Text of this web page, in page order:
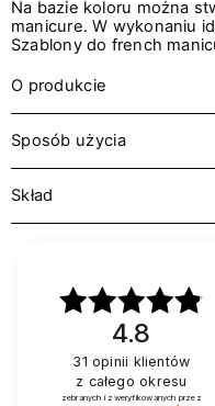
Na bazie koloru można
manicure. W wykonaniu
Szablony do french
O produkcie
Sposób użycia
Skład
4.8
31 opinii klientów
z całego okresu
zebranych i zweryfikowanych przez